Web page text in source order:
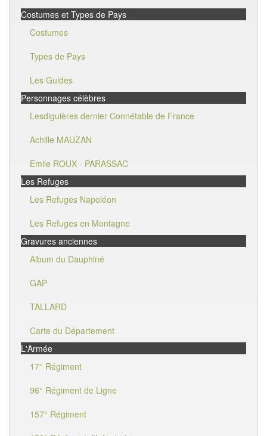
Costumes et Types de Pays
Costumes
Types de Pays
Les Guides
Personnages célèbres
Lesdiguières dernier Connétable de France
Achille MAUZAN
Emile ROUX - PARASSAC
Les Refuges
Les Refuges Napoléon
Les Refuges en Montagne
Gravures anciennes
Album du Dauphiné
GAP
TALLARD
Carte du Département
L'Armée
17° Régiment
96° Régiment de Ligne
157° Régiment